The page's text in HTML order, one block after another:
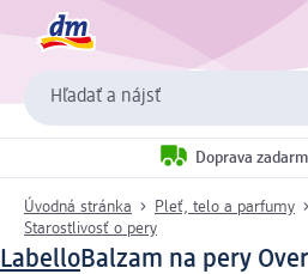
Hľadať a nájsť
Doprava
Úvodná stránka Pleť, telo a parfumy
Starostlivosť o pery
LabelloBalzam na pery